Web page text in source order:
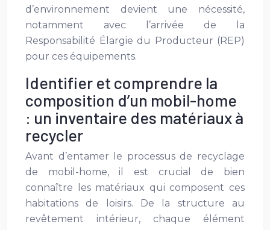
d’environnement devient une nécessité,
notamment avec l’arrivée de la
Responsabilité Élargie du Producteur (REP)
pour ces équipements.
Identifier et comprendre la
composition d’un mobil-home
: un inventaire des matériaux à
recycler
Avant d’entamer le processus de recyclage
de mobil-home, il est crucial de bien
connaître les matériaux qui composent ces
habitations de loisirs. De la structure au
revêtement intérieur, chaque élément